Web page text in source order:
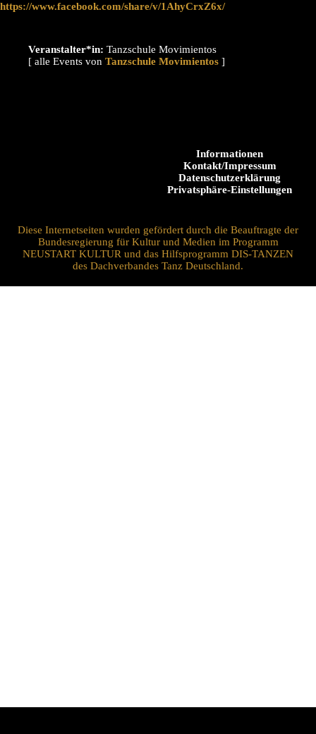
https://www.facebook.com/share/v/1AhyCrxZ6x/
Veranstalter*in: Tanzschule Movimientos
[ alle Events von
]
Informationen
Kontakt/Impressum
Datenschutzerklärung
Privatsphäre-Einstellungen
Diese Internetseiten wurden gefördert durch die Beauftragte der
Bundesregierung für Kultur und Medien im Programm
NEUSTART KULTUR und das Hilfsprogramm DIS-TANZEN
des Dachverbandes Tanz Deutschland.